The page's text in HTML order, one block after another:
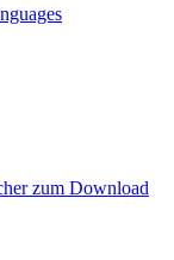
zum Download